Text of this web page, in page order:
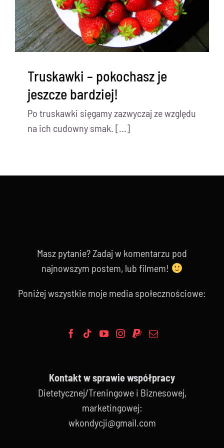
Truskawki – pokochasz je
jeszcze bardziej!
Po truskawki sięgamy zazwyczaj ze względu
na ich cudowny smak. [...]
Masz pytanie? Zadaj w komentarzu pod
najnowszym postem, lub filmem!
Poniżej wszystkie moje media społecznościowe:
Kontakt w sprawie współpracy
Dietetycznej/Treningowe i Biznesowej,
marketingowej:
wkondycji@gmail.com